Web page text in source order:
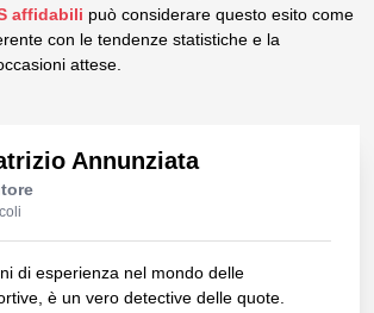
affidabili può considerare questo esito come
con le tendenze statistiche e la
attese.
Annunziata
di esperienza nel mondo delle
è un vero detective delle quote.